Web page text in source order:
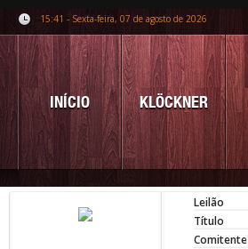
15:41 - Sexta-feira, 07 de agosto de 2026
INÍCIO KLÖCKNER
Leilão
Título
Comitente